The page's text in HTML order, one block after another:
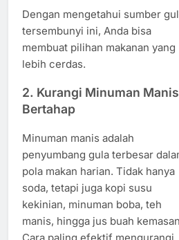
Dengan mengetahui sumber
tersembunyi ini, Anda bisa
membuat pilihan makanan yang
lebih cerdas.
2. Kurangi Minuman Manis
Bertahap
Minuman manis adalah
penyumbang gula terbesar
pola makan harian. Tidak hanya
soda, tetapi juga kopi susu
kekinian, minuman boba, teh
manis, hingga jus buah